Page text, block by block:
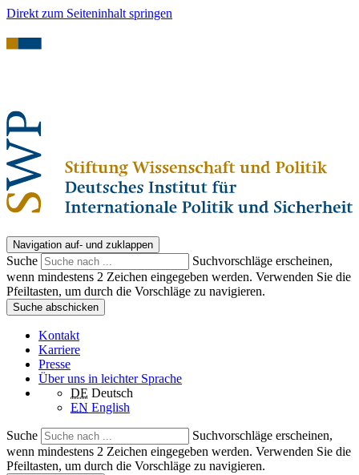
Direkt zum Seiteninhalt springen
Navigation auf- und zuklappen
Suche
Suchvorschläge erscheinen,
wenn mindestens 2 Zeichen eingegeben werden. Verwenden Sie die
Pfeiltasten, um durch die Vorschläge zu navigieren.
Suche abschicken
Kontakt
Karriere
Presse
Über uns in leichter Sprache
DE Deutsch
EN English
Suche
Suchvorschläge erscheinen,
wenn mindestens 2 Zeichen eingegeben werden. Verwenden Sie die
Pfeiltasten, um durch die Vorschläge zu navigieren.